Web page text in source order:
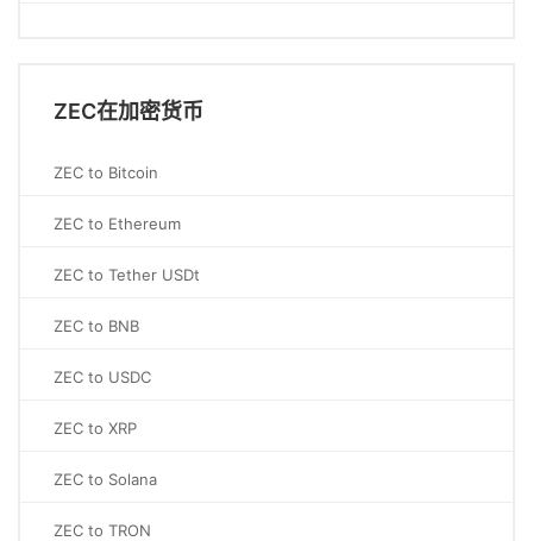
ZEC在加密货币
ZEC to Bitcoin
ZEC to Ethereum
ZEC to Tether USDt
ZEC to BNB
ZEC to USDC
ZEC to XRP
ZEC to Solana
ZEC to TRON